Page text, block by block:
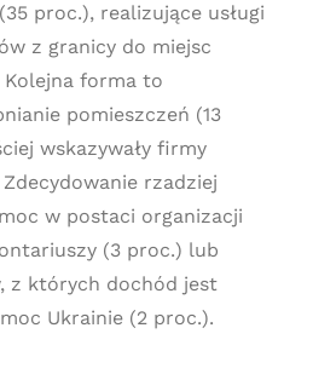
proc.), realizujące usługi
z granicy do miejsc
forma to
pomieszczeń (13
wskazywały firmy
rzadziej
w postaci organizacji
(3 proc.) lub
z których dochód jest
Ukrainie (2 proc.).